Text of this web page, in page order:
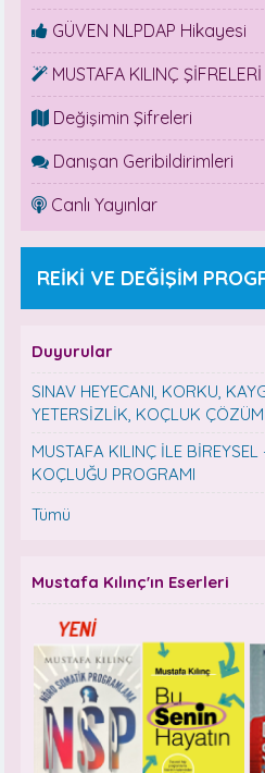
GÜVEN NLPDAP Hikayesi
MUSTAFA KILINÇ ŞİFRELERİ
Değişimin Şifreleri
Danışan Geribildirimleri
Canlı Yayınlar
REİKİ VE DEĞİŞİM
Duyurular
SINAV HEYECANI, KORKU,
YETERSİZLİK, KOÇLUK
MUSTAFA KILINÇ İLE
KOÇLUĞU PROGRAMI
Tümü
Mustafa Kılınç'ın Eserleri